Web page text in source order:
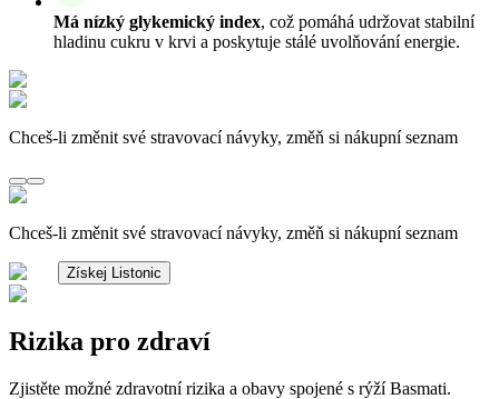
Má nízký glykemický index, což pomáhá udržovat stabilní
hladinu cukru v krvi a poskytuje stálé uvolňování energie.
Chceš-li změnit své stravovací návyky, změň si nákupní seznam
Chceš-li změnit své stravovací návyky, změň si nákupní seznam
Získej Listonic
Rizika pro zdraví
Zjistěte možné zdravotní rizika a obavy spojené s rýží Basmati.